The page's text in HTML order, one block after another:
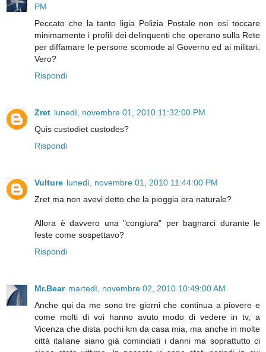
PM
Peccato che la tanto ligia Polizia Postale non osi toccare
minimamente i profili dei delinquenti che operano sulla Rete
per diffamare le persone scomode al Governo ed ai militari.
Vero?
Rispondi
Zret lunedì, novembre 01, 2010 11:32:00 PM
Quis custodiet custodes?
Rispondi
Vulture lunedì, novembre 01, 2010 11:44:00 PM
Zret ma non avevi detto che la pioggia era naturale?
Allora è davvero una "congiura" per bagnarci durante le
feste come sospettavo?
Rispondi
Mr.Bear martedì, novembre 02, 2010 10:49:00 AM
Anche qui da me sono tre giorni che continua a piovere e
come molti di voi hanno avuto modo di vedere in tv, a
Vicenza che dista pochi km da casa mia, ma anche in molte
città italiane siano già cominciati i danni ma soprattutto ci